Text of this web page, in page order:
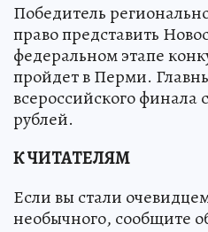
Победитель
право представить
федеральном этапе
пройдет в Перми.
всероссийского финала
рублей.
К ЧИТАТЕЛЯМ
Если вы стали
необычного, сообщите